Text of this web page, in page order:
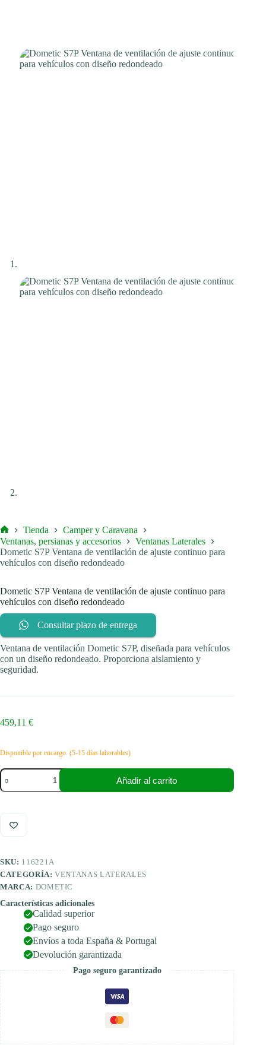
Inicio
Tienda
Camper y Caravana
Ventanas, persianas y accesorios
Ventanas Laterales
Dometic S7P Ventana de ventilación de ajuste continuo para
vehículos con diseño redondeado
Dometic S7P Ventana de ventilación de ajuste continuo para
vehículos con diseño redondeado
Consultar plazo de entrega
Ventana de ventilación Dometic S7P, diseñada para vehículos
con un diseño redondeado. Proporciona aislamiento y
seguridad.
459,11 €
Disponible por encargo. (5-15 días laborables)
Dometic
S7P
Ventana
ventilación
ajuste
vehículos
con
diseño
cantidad
Añadir al carrito
SKU: 116221A
CATEGORÍA:VENTANAS LATERALES
MARCA: DOMETIC
Características adicionales
Calidad superior
Pago seguro
Envíos a toda España & Portugal
Devolución garantizada
Pago seguro garantizado